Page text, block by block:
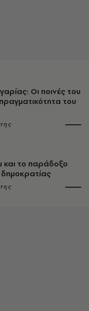
Οι ποινές του
του
και το παράδοξο